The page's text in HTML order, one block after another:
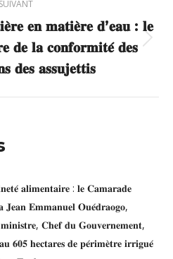
SUIVANT
Article
suivant
𝐞𝐧 𝐦𝐚𝐭𝐢𝐞̀𝐫𝐞 𝐝’𝐞𝐚𝐮 : 𝐥𝐞
𝐥𝐚 𝐜𝐨𝐧𝐟𝐨𝐫𝐦𝐢𝐭𝐞́ 𝐝𝐞𝐬
𝐝𝐞𝐬 𝐚𝐬𝐬𝐮𝐣𝐞𝐭𝐭𝐢𝐬
𝐚𝐥𝐢𝐦𝐞𝐧𝐭𝐚𝐢𝐫𝐞 : 𝐥𝐞 𝐂𝐚𝐦𝐚𝐫𝐚𝐝𝐞
𝐉𝐞𝐚𝐧 𝐄𝐦𝐦𝐚𝐧𝐮𝐞𝐥 𝐎𝐮𝐞́𝐝𝐫𝐚𝐨𝐠𝐨,
𝐂𝐡𝐞𝐟 𝐝𝐮 𝐆𝐨𝐮𝐯𝐞𝐫𝐧𝐞𝐦𝐞𝐧𝐭,
𝟔𝟎𝟓 𝐡𝐞𝐜𝐭𝐚𝐫𝐞𝐬 𝐝𝐞 𝐩𝐞́𝐫𝐢𝐦𝐞̀𝐭𝐫𝐞 𝐢𝐫𝐫𝐢𝐠𝐮𝐞́